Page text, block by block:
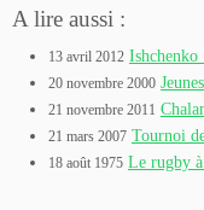
A lire aussi :
13 avril 2012 Ishchenko
20 novembre 2000
21 novembre 2011
21 mars 2007 Tournoi
18 août 1975 Le rugby